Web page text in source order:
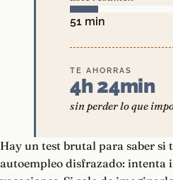
51 min
TE AHORRAS
4h 24min
sin perder lo que
Hay un test brutal para saber si
autoempleo disfrazado: intenta